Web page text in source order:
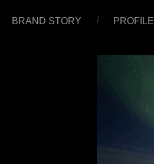
BRAND STORY PROFILE